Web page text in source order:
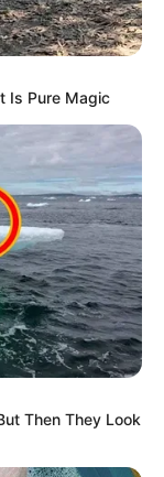
Is Pure Magic
Then They Look